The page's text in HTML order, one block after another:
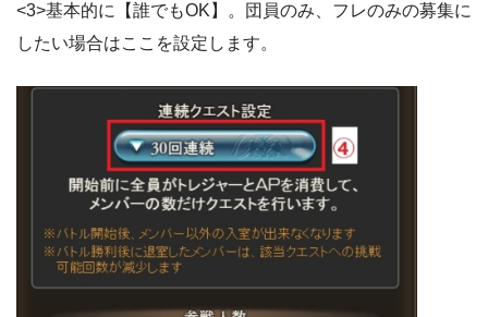
<3>基本的に【誰でもOK】。団員のみ、フレのみの募集に
したい場合はここを設定します。